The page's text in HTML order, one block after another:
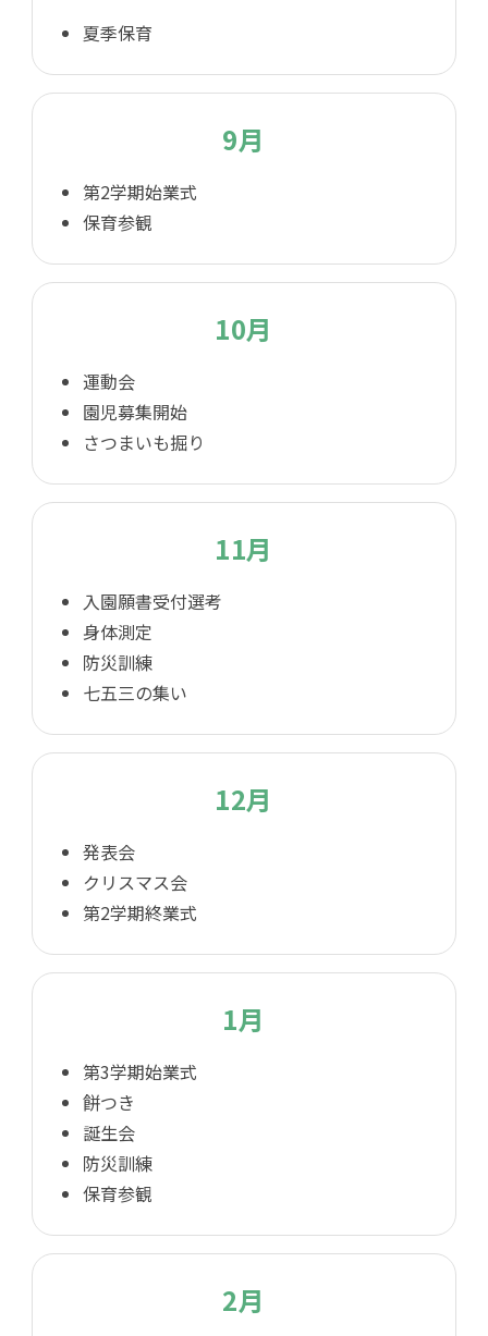
夏季保育
9月
第2学期始業式
保育参観
10月
運動会
園児募集開始
さつまいも掘り
11月
入園願書受付選考
身体測定
防災訓練
七五三の集い
12月
発表会
クリスマス会
第2学期終業式
1月
第3学期始業式
餅つき
誕生会
防災訓練
保育参観
2月